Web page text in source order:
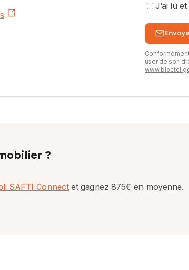
J’ai lu
user de son
?
SAFTI Connect et gagnez 875€ en moyenne.